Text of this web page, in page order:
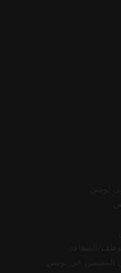
تونس
المتقاعد
المقيمين في تونس